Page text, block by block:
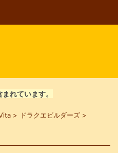
れています。
> ドラクエビルダーズ >